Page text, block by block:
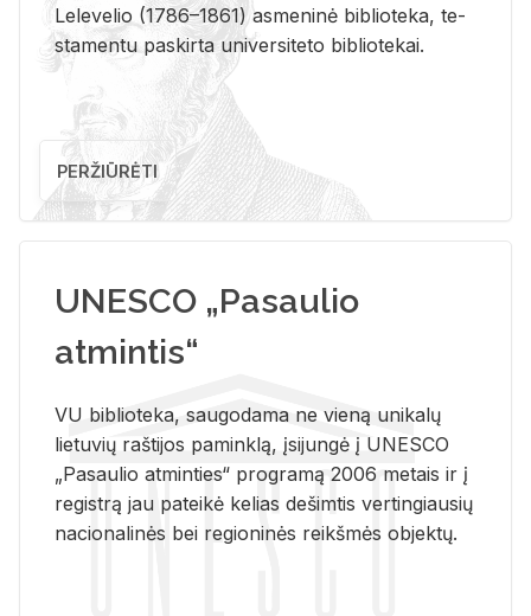
Le­le­ve­lio (1786–1861) as­me­ni­nė bi­b­lio­te­ka, te­
sta­men­tu pa­skir­ta uni­ver­si­te­to bi­b­lio­te­kai.
PERŽIŪRĖTI
UNESCO „Pasaulio
atmintis“
VU biblioteka, saugodama ne vieną unikalų
lietuvių raštijos paminklą, įsijungė į UNESCO
„Pasaulio atminties“ programą 2006 metais ir į
registrą jau pateikė kelias dešimtis vertingiausių
nacionalinės bei regioninės reikšmės objektų.